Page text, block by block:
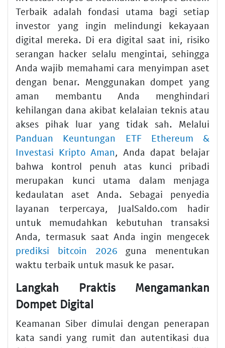
Terbaik adalah fondasi utama bagi setiap
investor yang ingin melindungi kekayaan
digital mereka. Di era digital saat ini, risiko
serangan hacker selalu mengintai, sehingga
Anda wajib memahami cara menyimpan aset
dengan benar. Menggunakan dompet yang
aman membantu Anda menghindari
kehilangan dana akibat kelalaian teknis atau
akses pihak luar yang tidak sah. Melalui
Panduan Keuntungan ETF Ethereum &
Investasi Kripto Aman, Anda dapat belajar
bahwa kontrol penuh atas kunci pribadi
merupakan kunci utama dalam menjaga
kedaulatan aset Anda. Sebagai penyedia
layanan terpercaya, JualSaldo.com hadir
untuk memudahkan kebutuhan transaksi
Anda, termasuk saat Anda ingin mengecek
prediksi bitcoin 2026 guna menentukan
waktu terbaik untuk masuk ke pasar.
Langkah Praktis Mengamankan
Dompet Digital
Keamanan Siber dimulai dengan penerapan
kata sandi yang rumit dan autentikasi dua